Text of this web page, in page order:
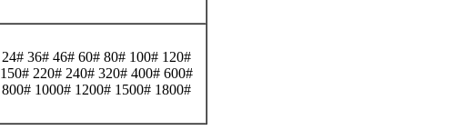
24# 36# 46# 60# 80# 100# 120#
150# 220# 240# 320# 400# 600#
800# 1000# 1200# 1500# 1800#